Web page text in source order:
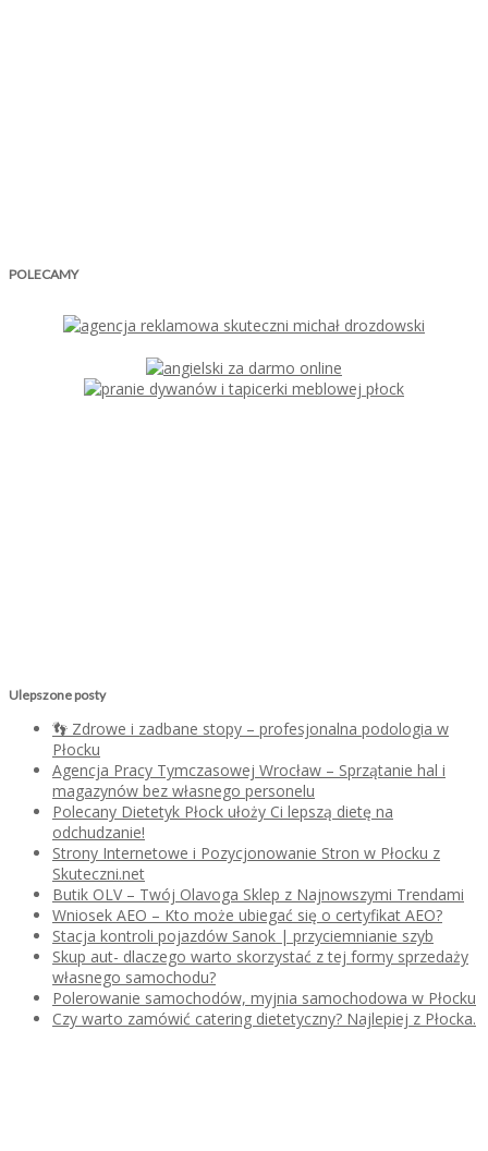
POLECAMY
Ulepszone posty
👣 Zdrowe i zadbane stopy – profesjonalna podologia w
Płocku
Agencja Pracy Tymczasowej Wrocław – Sprzątanie hal i
magazynów bez własnego personelu
Polecany Dietetyk Płock ułoży Ci lepszą dietę na
odchudzanie!
Strony Internetowe i Pozycjonowanie Stron w Płocku z
Skuteczni.net
Butik OLV – Twój Olavoga Sklep z Najnowszymi Trendami
Wniosek AEO – Kto może ubiegać się o certyfikat AEO?
Stacja kontroli pojazdów Sanok | przyciemnianie szyb
Skup aut- dlaczego warto skorzystać z tej formy sprzedaży
własnego samochodu?
Polerowanie samochodów, myjnia samochodowa w Płocku
Czy warto zamówić catering dietetyczny? Najlepiej z Płocka.